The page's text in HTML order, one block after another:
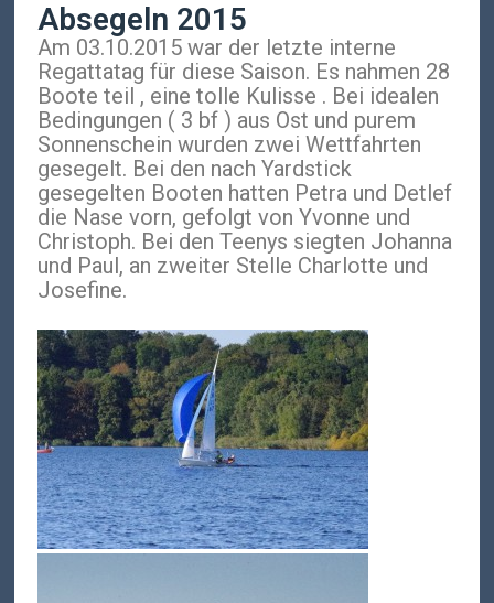
Absegeln 2015
Am 03.10.2015 war der letzte interne
Regattatag für diese Saison. Es nahmen 28
Boote teil , eine tolle Kulisse . Bei idealen
Bedingungen ( 3 bf ) aus Ost und purem
Sonnenschein wurden zwei Wettfahrten
gesegelt. Bei den nach Yardstick
gesegelten Booten hatten Petra und Detlef
die Nase vorn, gefolgt von Yvonne und
Christoph. Bei den Teenys siegten Johanna
und Paul, an zweiter Stelle Charlotte und
Josefine.